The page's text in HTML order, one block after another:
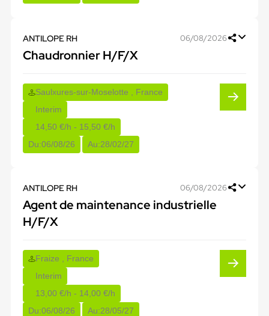
ANTILOPE RH 06/08/2026
Chaudronnier H/F/X
Saulxures-sur-Moselotte , France
Interim
14,50 €/h - 15,50 €/h
Du:06/08/26 Au:28/02/27
ANTILOPE RH 06/08/2026
Agent de maintenance industrielle
H/F/X
Fraize , France
Interim
13,00 €/h - 14,00 €/h
Du:06/08/26 Au:28/05/27